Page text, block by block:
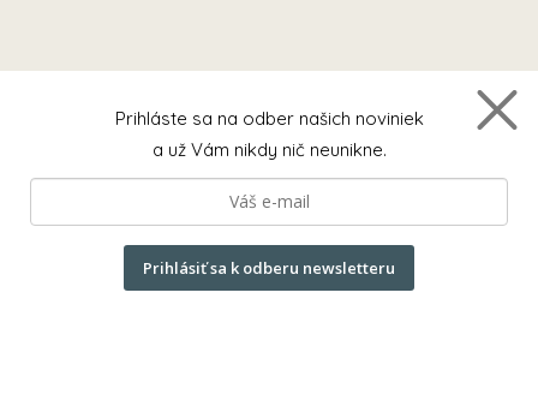
Prihláste sa na odber našich noviniek
a už Vám nikdy nič neunikne.
Prihlásiť sa k odberu newsletteru